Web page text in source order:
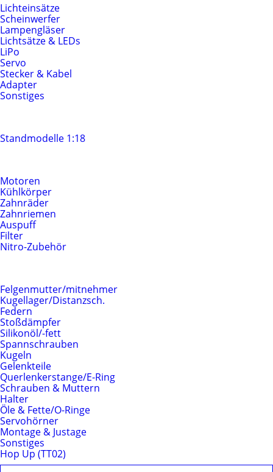
Lichteinsätze
Scheinwerfer
Lampengläser
Lichtsätze & LEDs
LiPo
Servo
Stecker & Kabel
Adapter
Sonstiges
Standmodelle 1:18
Motoren
Kühlkörper
Zahnräder
Zahnriemen
Auspuff
Filter
Nitro-Zubehör
Felgenmutter/mitnehmer
Kugellager/Distanzsch.
Federn
Stoßdämpfer
Silikonöl/-fett
Spannschrauben
Kugeln
Gelenkteile
Querlenkerstange/E-Ring
Schrauben & Muttern
Halter
Öle & Fette/O-Ringe
Servohörner
Montage & Justage
Sonstiges
Hop Up (TT02)